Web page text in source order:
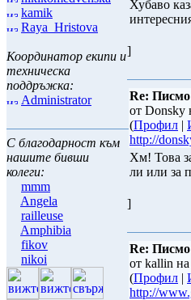
kamik
Raya_Hristova
Координатор екипи и
техническа
поддръжка:
Administrator
С благодарност към
нашите бивши
колеги:
mmm
Angela
railleuse
Amphibia
fikov
nikoi
Хубаво
]
Re: Писмо
от Donsky
(Профил |
http://
Хм! Това
ли или за
]
Re: Писмо
от kallin
(Профил |
http://